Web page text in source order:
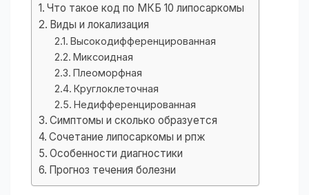
Что такое код по МКБ 10 липосаркомы
Виды и локализация
Высокодифференцированная
Миксоидная
Плеоморфная
Круглоклеточная
Недифференцированная
Симптомы и сколько образуется
Сочетание липосаркомы и рпж
Особенности диагностики
Прогноз течения болезни